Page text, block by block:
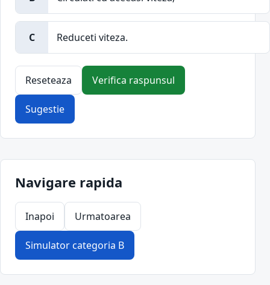
C Reduceti viteza.
Reseteaza Verifica raspunsul
Sugestie
Navigare rapida
Inapoi Urmatoarea
Simulator categoria B